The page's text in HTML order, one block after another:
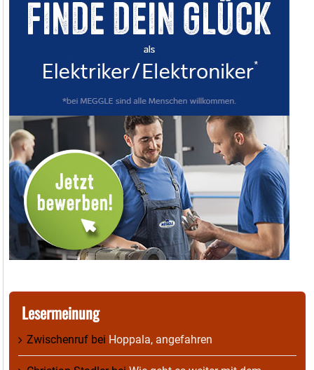
Lesermeinung
Zwischenruf bei Hoppala, angefahren